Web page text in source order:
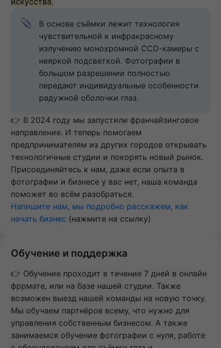
В основе съёмки лежит технология
чувствительной к инфракрасному
излучению монохромной CCD-камеры с
неяркой подсветкой. Фотографии в
большом разрешении полностью
передают индивидуальные особенности
радужной оболочки глаз.
👉 В 2024 году мы запустили франчайзинговое
направление. И теперь помогаем
предпринимателям из других городов открывать
технологичные студии и покорять новый рынок.
Присоединяйтесь к нам, даже если опыта в
фотографии и бизнесе у вас нет, наша команда
поможет во всём разобраться.
Напишите нам, мы подробно расскажем, как
начать бизнес (нажмите на ссылку)
Обучение и поддержка
👉 Обучение проходит в течение 7 дней в онлайн
фррмате, или на базе нашей студии. Также
возможен выезд нашей команды на новую точку.
Мы обучаем партнёров всему, что нужно для
управления собственным бизнесом. А также
занимаемся обучение фотографии с нуля, работе